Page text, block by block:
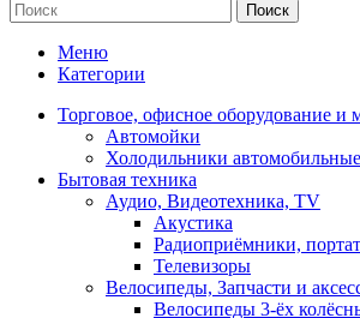
Поиск
Меню
Категории
Торговое, офисное оборудование и
Автомойки
Холодильники автомобильные
Бытовая техника
Аудио, Видеотехника, TV
Акустика
Радиоприёмники,
Телевизоры
Велосипеды, Запчасти и
Велосипеды 3-ёх